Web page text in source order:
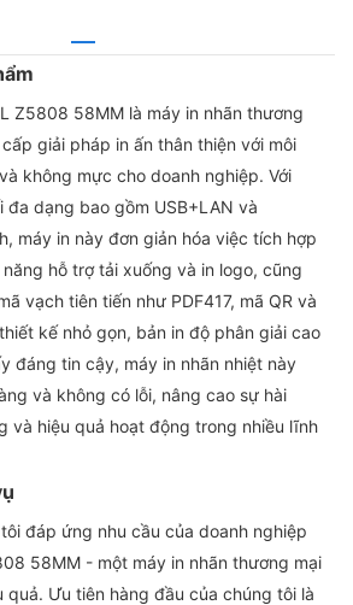
Z5808 58MM là máy in nhãn thương
giải pháp in ấn thân thiện với môi
không mực cho doanh nghiệp. Với
dạng bao gồm USB+LAN và
máy in này đơn giản hóa việc tích hợp
hỗ trợ tải xuống và in logo, cũng
vạch tiên tiến như PDF417, mã QR và
kế nhỏ gọn, bản in độ phân giải cao
đáng tin cậy, máy in nhãn nhiệt này
và không có lỗi, nâng cao sự hài
và hiệu quả hoạt động trong nhiều lĩnh
đáp ứng nhu cầu của doanh nghiệp
58MM - một máy in nhãn thương mại
quả. Ưu tiên hàng đầu của chúng tôi là